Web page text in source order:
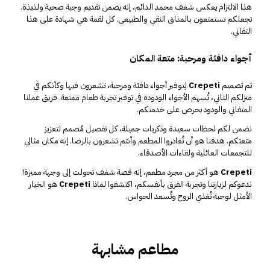
هذا الالتزام يعكس شغف محمد الدائم، إنه يضمن تقديم وجبة صحية ولذيذة.
تجعلكم تستمتعون بالمذاق النقي والطبيعي. كل لقمة هي شهادة على هذا
التفاني.
أجواء دافئة ومرحبة: متعة المكان
تم تصميم Crepeti لِتوفير أجواء دافئة ومرحبة، تشعرون فيها وكأنكم في
منزلكم الثاني، تُسهم الأجواء الودودة في توفير تجربة طعام ممتعة. فريق عملنا
المتفاني والودود يحرص على خدمتكم.
نضمن لكم لحظات سعيدة وذكريات جميلة، كل تفصيل مُصمم لتعزيز
متعتكم. هدفنا هو أن تُغادروا المطعم وأنتم تشعرون بالرضا. إنه مكان مثالي
للتجمعات العائلية ولقاءات الأصدقاء.
Crepeti هو أكثر من مجرد مطعم، إنه قصة شغف تحولت إلى وجهة مميزة!
ندعوكم لزيارتنا وتجربة الفرق بأنفسكم، اكتشفوا لماذا Crepeti هو الخيار
الأمثل لوجبة تُغذي الروح وتُسعد الحواس.
مطاعم مشابهة